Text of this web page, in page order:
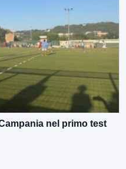
nel primo test